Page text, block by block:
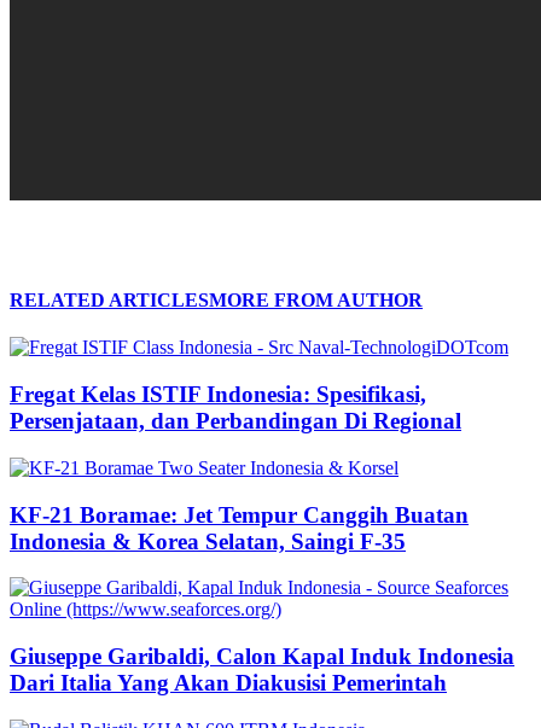
RELATED ARTICLESMORE FROM AUTHOR
Fregat Kelas ISTIF Indonesia: Spesifikasi,
Persenjataan, dan Perbandingan Di Regional
KF-21 Boramae: Jet Tempur Canggih Buatan
Indonesia & Korea Selatan, Saingi F-35
Giuseppe Garibaldi, Calon Kapal Induk Indonesia
Dari Italia Yang Akan Diakusisi Pemerintah